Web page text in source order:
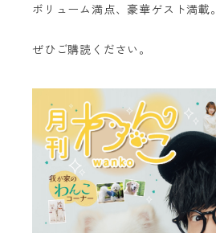
ボリューム満点、豪華ゲスト満載。
ぜひご購読ください。